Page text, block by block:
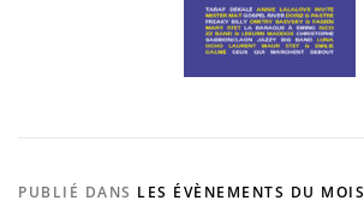
PUBLIÉ DANS LES ÉVÈNEMENTS DU MOIS